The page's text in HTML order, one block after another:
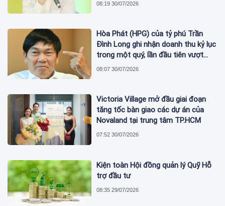
08:19 30/07/2026
Hòa Phát (HPG) của tỷ phú Trần
Đình Long ghi nhận doanh thu kỷ lục
trong một quý, lần đầu tiên vượt
mức 2 tỷ USD
08:07 30/07/2026
Victoria Village mở đầu giai đoạn
tăng tốc bàn giao các dự án của
Novaland tại trung tâm TP.HCM
07:52 30/07/2026
Kiện toàn Hội đồng quản lý Quỹ Hỗ
trợ đầu tư
08:35 29/07/2026